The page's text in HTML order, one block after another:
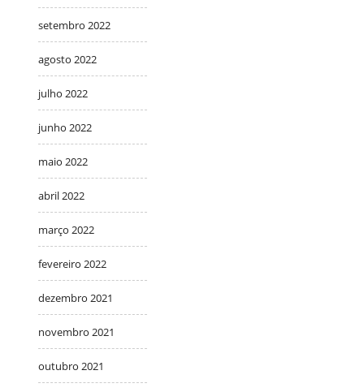
setembro 2022
agosto 2022
julho 2022
junho 2022
maio 2022
abril 2022
março 2022
fevereiro 2022
dezembro 2021
novembro 2021
outubro 2021